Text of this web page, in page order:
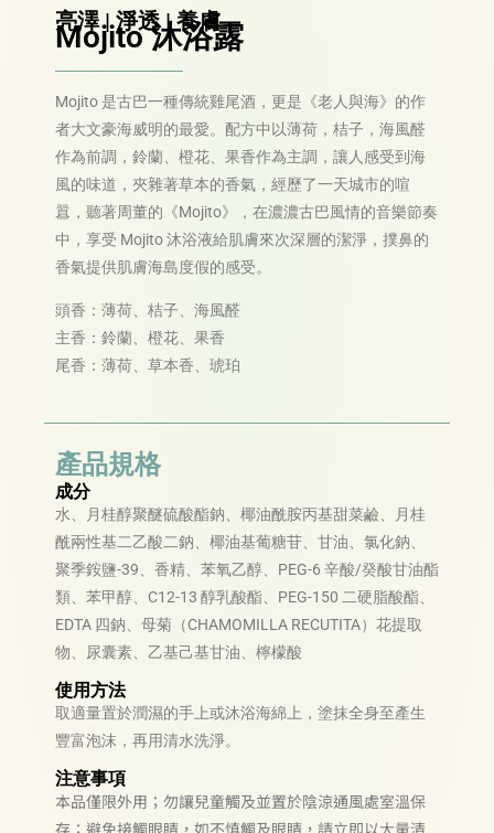
亮澤 | 淨透 | 養膚
Mojito 沐浴露
Mojito 是古巴一種傳統雞尾酒，更是《老人與海》的作
者大文豪海威明的最愛。配方中以薄荷，桔子，海風醛
作為前調，鈴蘭、橙花、果香作為主調，讓人感受到海
風的味道，夾雜著草本的香氣，經歷了一天城市的喧
囂，聽著周董的《Mojito》，在濃濃古巴風情的音樂節奏
中，享受 Mojito 沐浴液給肌膚來次深層的潔淨，撲鼻的
香氣提供肌膚海島度假的感受。
頭香：薄荷、桔子、海風醛
主香：鈴蘭、橙花、果香
尾香：薄荷、草本香、琥珀
產品規格
成分
水、月桂醇聚醚硫酸酯鈉、椰油酰胺丙基甜菜鹼、月桂
酰兩性基二乙酸二鈉、椰油基葡糖苷、甘油、氯化鈉、
聚季銨鹽-39、香精、苯氧乙醇、PEG-6 辛酸/癸酸甘油酯
類、苯甲醇、C12-13 醇乳酸酯、PEG-150 二硬脂酸酯、
EDTA 四鈉、母菊（CHAMOMILLA RECUTITA）花提取
物、尿囊素、乙基己基甘油、檸檬酸
使用方法
取適量置於潤濕的手上或沐浴海綿上，塗抹全身至產生
豐富泡沫，再用清水洗淨。
注意事項
本品僅限外用；勿讓兒童觸及並置於陰涼通風處室溫保
存；避免接觸眼睛，如不慎觸及眼睛，請立即以大量清